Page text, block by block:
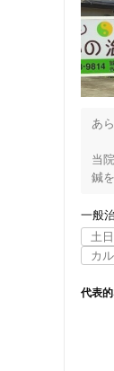
あ
当
鍼
鍼
実
痛
鍼
ほ
そ
そ
一般
土
カ
代表